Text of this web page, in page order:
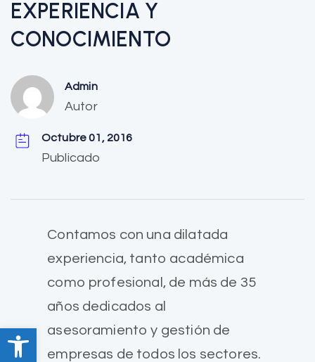
Abrir barra de herramientas
EXPERIENCIA Y
CONOCIMIENTO
Admin
Autor
Octubre 01, 2016
Publicado
Contamos con una dilatada
experiencia, tanto académica
como profesional, de más de 35
años dedicados al
asesoramiento y gestión de
empresas de todos los sectores.